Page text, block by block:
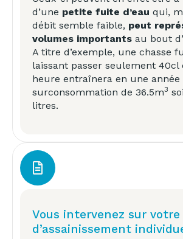
d’une petite fuite d’eau qui,
débit semble faible, peut
volumes importants au bout
A titre d’exemple, une chasse
laissant passer seulement 40cl
heure entraînera en une année
surconsommation de 36.5m3
litres.
Vous intervenez sur
d’assainissement